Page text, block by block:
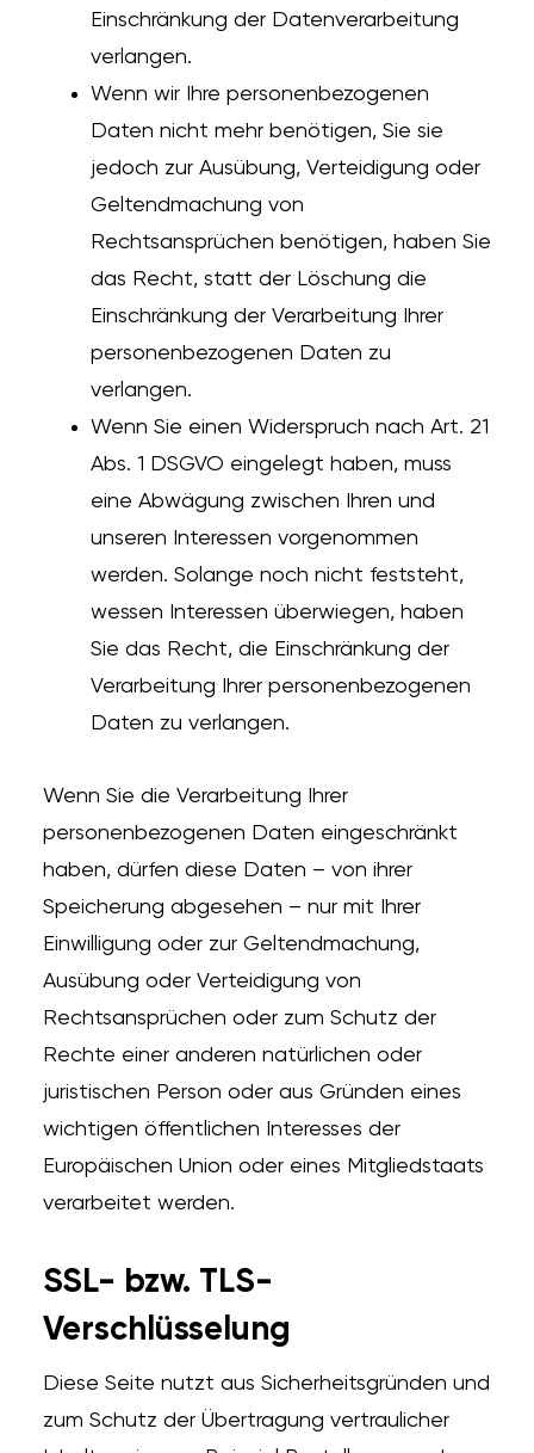
Einschränkung der Datenverarbeitung
verlangen.
Wenn wir Ihre personenbezogenen
Daten nicht mehr benötigen, Sie sie
jedoch zur Ausübung, Verteidigung oder
Geltendmachung von
Rechtsansprüchen benötigen, haben Sie
das Recht, statt der Löschung die
Einschränkung der Verarbeitung Ihrer
personenbezogenen Daten zu
verlangen.
Wenn Sie einen Widerspruch nach Art. 21
Abs. 1 DSGVO eingelegt haben, muss
eine Abwägung zwischen Ihren und
unseren Interessen vorgenommen
werden. Solange noch nicht feststeht,
wessen Interessen überwiegen, haben
Sie das Recht, die Einschränkung der
Verarbeitung Ihrer personenbezogenen
Daten zu verlangen.
Wenn Sie die Verarbeitung Ihrer
personenbezogenen Daten eingeschränkt
haben, dürfen diese Daten – von ihrer
Speicherung abgesehen – nur mit Ihrer
Einwilligung oder zur Geltendmachung,
Ausübung oder Verteidigung von
Rechtsansprüchen oder zum Schutz der
Rechte einer anderen natürlichen oder
juristischen Person oder aus Gründen eines
wichtigen öffentlichen Interesses der
Europäischen Union oder eines Mitgliedstaats
verarbeitet werden.
SSL- bzw. TLS-
Verschlüsselung
Diese Seite nutzt aus Sicherheitsgründen und
zum Schutz der Übertragung vertraulicher